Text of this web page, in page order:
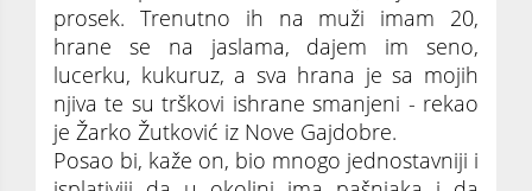
prosek. Trenutno ih na muži imam 20,
hrane se na jaslama, dajem im seno,
lucerku, kukuruz, a sva hrana je sa mojih
njiva te su trškovi ishrane smanjeni - rekao
je Žarko Žutković iz Nove Gajdobre.
Posao bi, kaže on, bio mnogo jednostavniji i